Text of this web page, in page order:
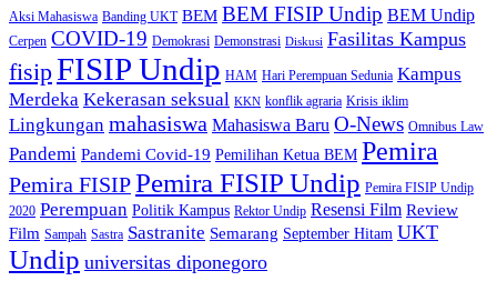
Aksi Mahasiswa Banding UKT BEM BEM FISIP Undip BEM Undip
Cerpen COVID-19 Demokrasi Demonstrasi Diskusi Fasilitas Kampus
fisipFISIP Undip HAM Hari Perempuan Sedunia Kampus
Merdeka Kekerasan seksual KKN konflik agraria Krisis iklim
Lingkungan mahasiswa Mahasiswa Baru O-News Omnibus Law
Pandemi Pandemi Covid-19 Pemilihan Ketua BEM Pemira
Pemira FISIPPemira FISIP Undip Pemira FISIP Undip
2020 Perempuan Politik Kampus Rektor Undip Resensi Film Review
Film Sampah Sastra Sastranite Semarang September Hitam UKT
Undip universitas diponegoro